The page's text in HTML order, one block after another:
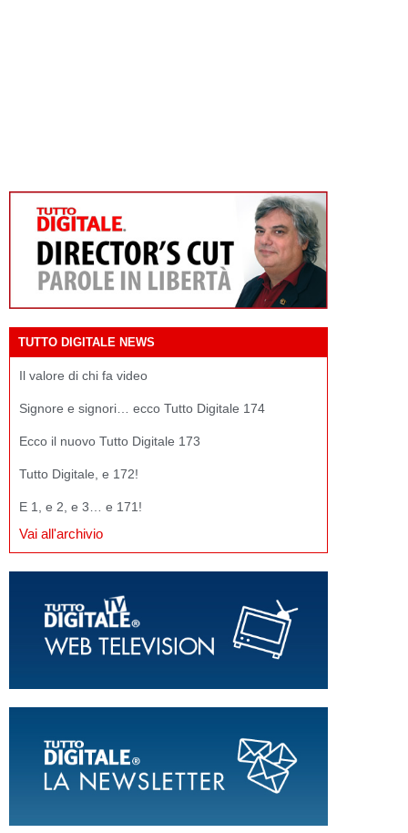
TUTTO DIGITALE NEWS
Il valore di chi fa video
Signore e signori… ecco Tutto Digitale 174
Ecco il nuovo Tutto Digitale 173
Tutto Digitale, e 172!
E 1, e 2, e 3… e 171!
Vai all'archivio